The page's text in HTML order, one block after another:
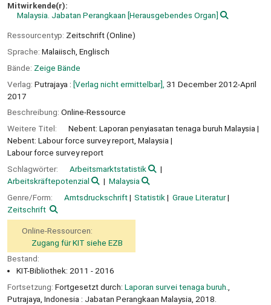
Mitwirkende(r):
Malaysia. Jabatan Perangkaan [Herausgebendes Organ]
Ressourcentyp: Zeitschrift (Online)
Sprache: Malaiisch Englisch
Bände: Zeige Bände
Verlag: Putrajaya : [Verlag nicht ermittelbar], 31 December 2012-April
2017
Beschreibung: Online-Ressource
Weitere Titel:
Nebent: Laporan penyiasatan tenaga buruh Malaysia
Nebent: Labour force survey report, Malaysia
Labour force survey report
Schlagwörter:
Arbeitsmarktstatistik
Arbeitskräftepotenzial
Malaysia
Genre/Form:
Amtsdruckschrift Statistik
Graue Literatur
Zeitschrift
Online-Ressourcen:
Zugang für KIT siehe EZB
Bestand:
KIT-Bibliothek: 2011 - 2016
Fortsetzung: Fortgesetzt durch: Laporan survei tenaga buruh.
Putrajaya, Indonesia : Jabatan Perangkaan Malaysia, 2018.